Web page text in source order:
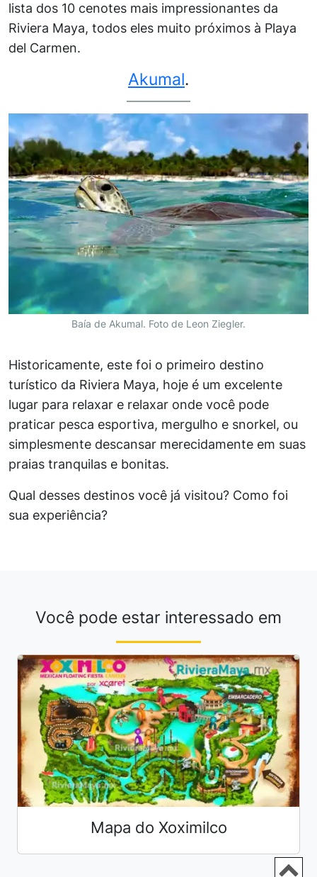
lista dos 10 cenotes mais impressionantes da
Riviera Maya, todos eles muito próximos à Playa
del Carmen.
Akumal.
Baía de Akumal. Foto de Leon Ziegler.
Historicamente, este foi o primeiro destino
turístico da Riviera Maya, hoje é um excelente
lugar para relaxar e relaxar onde você pode
praticar pesca esportiva, mergulho e snorkel, ou
simplesmente descansar merecidamente em suas
praias tranquilas e bonitas.
Qual desses destinos você já visitou? Como foi
sua experiência?
Você pode estar interessado em
Mapa do Xoximilco